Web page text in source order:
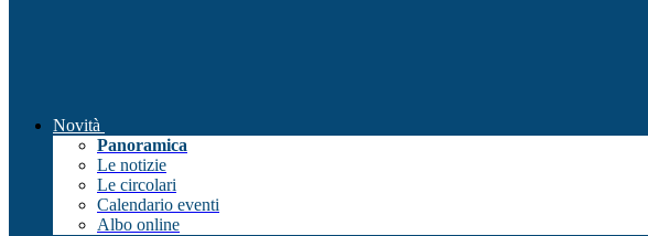
Novità
Panoramica
Le notizie
Le circolari
Calendario eventi
Albo online